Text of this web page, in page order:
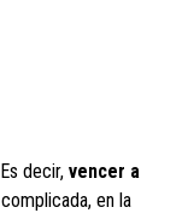
decir, vencer a
en la